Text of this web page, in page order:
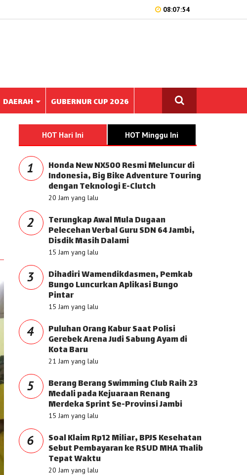
08:07:54
DAERAH GUBERNUR CUP 2026
HOT Hari Ini HOT Minggu Ini
1 Honda New NX500 Resmi Meluncur di
Indonesia, Big Bike Adventure Touring
dengan Teknologi E-Clutch
20 Jam yang lalu
2 Terungkap Awal Mula Dugaan
Pelecehan Verbal Guru SDN 64 Jambi,
Disdik Masih Dalami
15 Jam yang lalu
3 Dihadiri Wamendikdasmen, Pemkab
Bungo Luncurkan Aplikasi Bungo
Pintar
15 Jam yang lalu
4 Puluhan Orang Kabur Saat Polisi
Gerebek Arena Judi Sabung Ayam di
Kota Baru
21 Jam yang lalu
5 Berang Berang Swimming Club Raih 23
Medali pada Kejuaraan Renang
Merdeka Sprint Se-Provinsi Jambi
15 Jam yang lalu
6 Soal Klaim Rp12 Miliar, BPJS Kesehatan
Sebut Pembayaran ke RSUD MHA Thalib
Tepat Waktu
20 Jam yang lalu